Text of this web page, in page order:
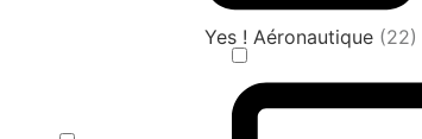
Yes ! Aéronautique (22)